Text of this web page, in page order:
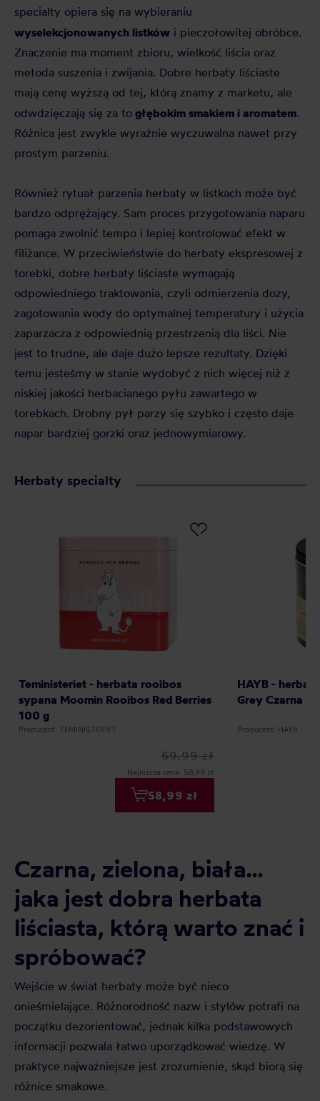
specialty opiera się na wybieraniu
wyselekcjonowanych listków i pieczołowitej obróbce.
Znaczenie ma moment zbioru, wielkość liścia oraz
metoda suszenia i zwijania. Dobre herbaty liściaste
mają cenę wyższą od tej, którą znamy z marketu, ale
odwdzięczają się za to głębokim smakiem i aromatem.
Różnica jest zwykle wyraźnie wyczuwalna nawet przy
prostym parzeniu.
Również rytuał parzenia herbaty w listkach może być
bardzo odprężający. Sam proces przygotowania naparu
pomaga zwolnić tempo i lepiej kontrolować efekt w
filiżance. W przeciwieństwie do herbaty ekspresowej z
torebki, dobre herbaty liściaste wymagają
odpowiedniego traktowania, czyli odmierzenia dozy,
zagotowania wody do optymalnej temperatury i użycia
zaparzacza z odpowiednią przestrzenią dla liści. Nie
jest to trudne, ale daje dużo lepsze rezultaty. Dzięki
temu jesteśmy w stanie wydobyć z nich więcej niż z
niskiej jakości herbacianego pyłu zawartego w
torebkach. Drobny pył parzy się szybko i często daje
napar bardziej gorzki oraz jednowymiarowy.
Herbaty specialty
Teministeriet - herbata rooibos
sypana Moomin Rooibos Red Berries
100 g
Producent: TEMINISTERIET
69,99 zł
Najniższa cena: 58,99 zł
58,99 zł
HAYB -
Grey Czarna
Producent: HAYB
Czarna, zielona, biała…
jaka jest dobra herbata
liściasta, którą warto znać i
spróbować?
Wejście w świat herbaty może być nieco
onieśmielające. Różnorodność nazw i stylów potrafi na
początku dezorientować, jednak kilka podstawowych
informacji pozwala łatwo uporządkować wiedzę. W
praktyce najważniejsze jest zrozumienie, skąd biorą się
różnice smakowe.